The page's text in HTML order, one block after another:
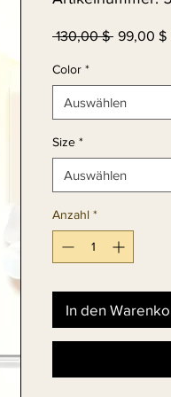
130,00 $ 99,00 $
Color *
Auswählen
Size *
Auswählen
Anzahl *
In den